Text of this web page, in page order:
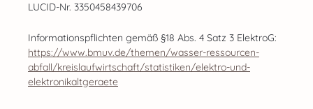
LUCID-Nr. 3350458439706
Informationspflichten gemäß §18 Abs. 4 Satz 3 ElektroG:
https://www.bmuv.de/themen/wasser-ressourcen-
abfall/kreislaufwirtschaft/statistiken/elektro-und-
elektronikaltgeraete